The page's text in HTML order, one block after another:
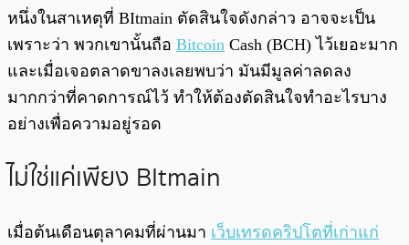
หนึ่งในสาเหตุที่ BItmain ตัดสินใจดังกล่าว อาจจะเป็น
เพราะว่า พวกเขานั้นถือ Bitcoin Cash (BCH) ไว้เยอะมาก
และเมื่อเจอตลาดขาลงเลยพบว่า มันมีมูลค่าลดลง
มากกว่าที่คาดการณ์ไว้ ทำให้ต้องตัดสินใจทำอะไรบาง
อย่างเพื่อความอยู่รอด
ไม่ใช่แค่เพียง BItmain
เมื่อต้นเดือนตุลาคมที่ผ่านมา เว็บเทรดคริปโตที่เก่าแก่